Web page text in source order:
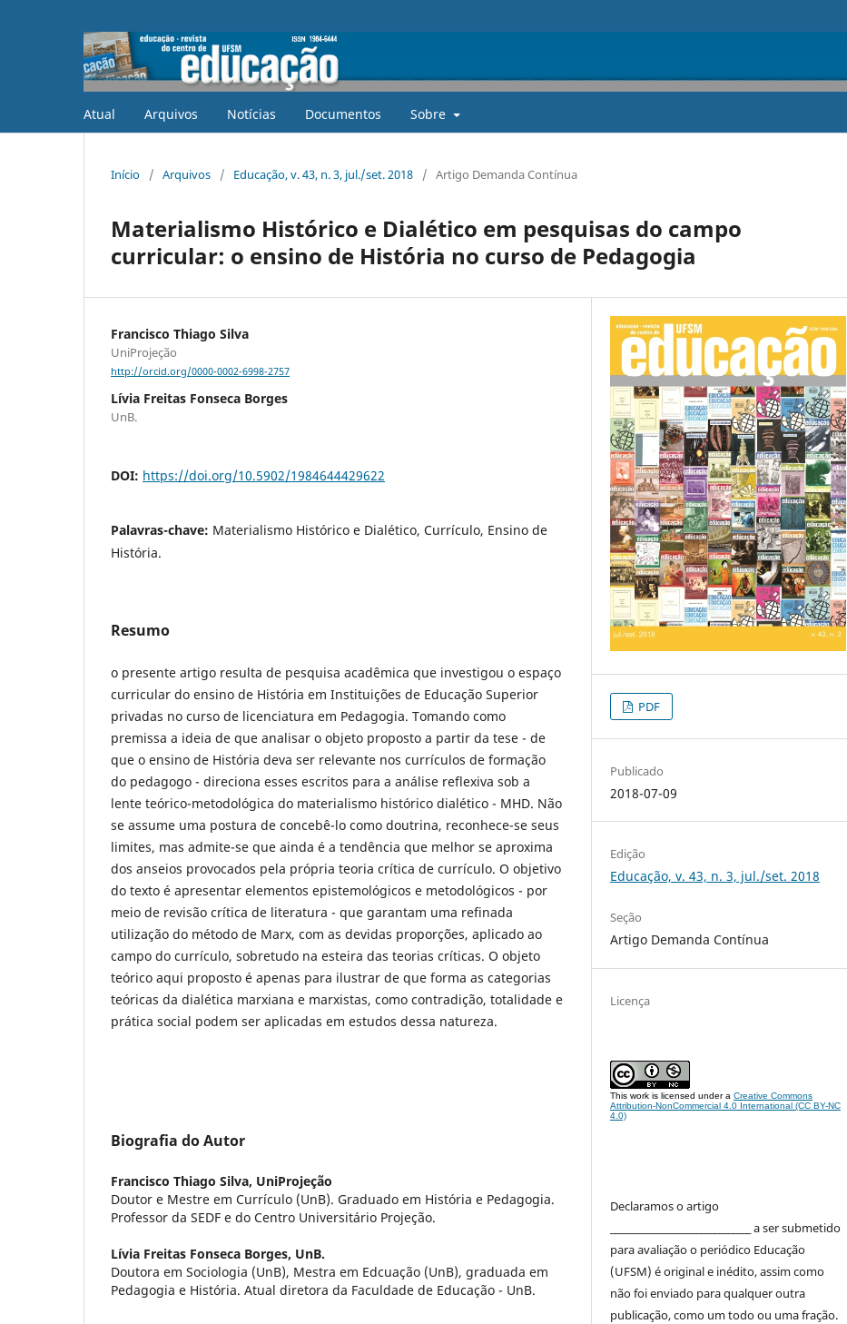
Atual Arquivos Notícias Documentos Sobre
Início / Arquivos / Educação, v. 43, n. 3, jul./set. 2018 / Artigo Demanda Contínua
Materialismo Histórico e Dialético em pesquisas do campo
curricular: o ensino de História no curso de Pedagogia
Francisco Thiago Silva
UniProjeção
http://orcid.org/0000-0002-6998-2757
Lívia Freitas Fonseca Borges
UnB.
DOI: https://doi.org/10.5902/1984644429622
Palavras-chave: Materialismo Histórico e Dialético, Currículo, Ensino de
História.
Resumo
o presente artigo resulta de pesquisa acadêmica que investigou o espaço
curricular do ensino de História em Instituições de Educação Superior
privadas no curso de licenciatura em Pedagogia. Tomando como
premissa a ideia de que analisar o objeto proposto a partir da tese - de
que o ensino de História deva ser relevante nos currículos de formação
do pedagogo - direciona esses escritos para a análise reflexiva sob a
lente teórico-metodológica do materialismo histórico dialético - MHD. Não
se assume uma postura de concebê-lo como doutrina, reconhece-se seus
limites, mas admite-se que ainda é a tendência que melhor se aproxima
dos anseios provocados pela própria teoria crítica de currículo. O objetivo
do texto é apresentar elementos epistemológicos e metodológicos - por
meio de revisão crítica de literatura - que garantam uma refinada
utilização do método de Marx, com as devidas proporções, aplicado ao
campo do currículo, sobretudo na esteira das teorias críticas. O objeto
teórico aqui proposto é apenas para ilustrar de que forma as categorias
teóricas da dialética marxiana e marxistas, como contradição, totalidade e
prática social podem ser aplicadas em estudos dessa natureza.
Biografia do Autor
Francisco Thiago Silva, UniProjeção
Doutor e Mestre em Currículo (UnB). Graduado em História e Pedagogia.
Professor da SEDF e do Centro Universitário Projeção.
Lívia Freitas Fonseca Borges, UnB.
Doutora em Sociologia (UnB), Mestra em Edcuação (UnB), graduada em
Pedagogia e História. Atual diretora da Faculdade de Educação - UnB.
PDF
Publicado
2018-07-09
Edição
Educação, v. 43, n. 3, jul./set. 2018
Seção
Artigo Demanda Contínua
Licença
This work is licensed under aCreative Commons
Attribution-NonCommercial 4.0 International (CC BY-NC
4.0)
Declaramos o artigo
_______________________________ a ser submetido
para avaliação o periódico Educação
(UFSM) é original e inédito, assim como
não foi enviado para qualquer outra
publicação, como um todo ou uma fração.